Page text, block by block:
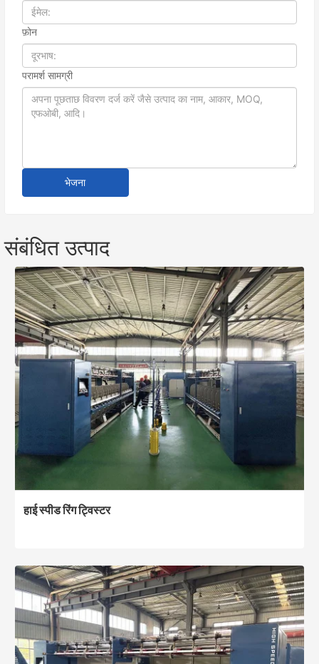
फ़ोन
परामर्श सामग्री
भेजना
संबंधित उत्पाद
हाई स्पीड रिंग ट्विस्टर